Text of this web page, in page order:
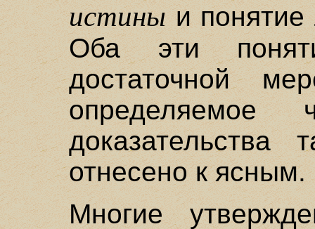
истиныи понятие
Оба эти
достаточной
определяемое
отнесено к ясным.
Многие